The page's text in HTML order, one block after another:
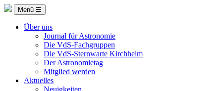
Menü ☰
Über uns
Journal für Astronomie
Die VdS-Fachgruppen
Die VdS-Sternwarte Kirchheim
Der Astronomietag
Mitglied werden
Aktuelles
Neuigkeiten